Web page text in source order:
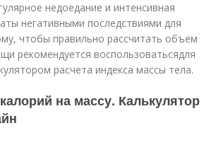
недоедание и интенсивная
негативными последствиями для
чтобы правильно рассчитать объем
рекомендуется воспользоватьсядля
расчета индекса массы тела.
на массу. Калькулятор